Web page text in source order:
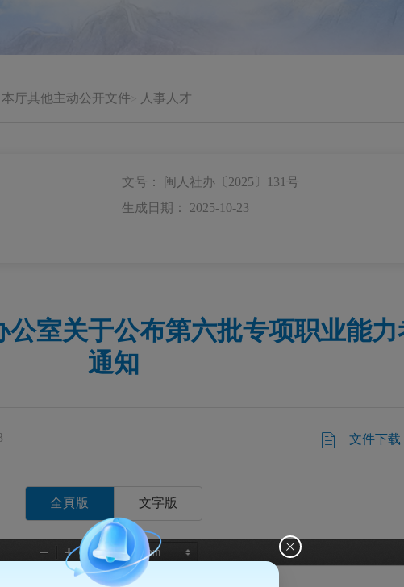
本厅其他主动公开文件 人事人才
文号： 闽人社办〔2025〕131号
生成日期： 2025-10-23
室关于公布第六批专项职业能
通知
文件下载
全真版 文字版